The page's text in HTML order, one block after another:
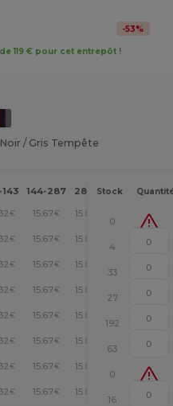
-53%
119 € pour cet entrepôt !
/ Gris Tempête
144-287 288 + Plus
Stock
€ 15.67€ 15.01
0
€ 15.67€ 15.01
4
€ 15.67€ 15.01 +
33
€ 15.67€ 15.01 +
27
€ 15.67€ 15.01 +
192
€ 15.67€ 15.01 +
63
€ 15.67€ 15.01
0
€ 15.67€ 15.01 +
16